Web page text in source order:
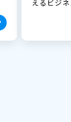
えるビジ